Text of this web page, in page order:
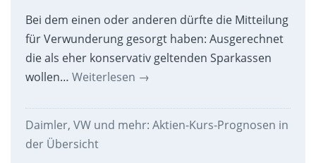
Bei dem einen oder anderen dürfte die Mitteilung
für Verwunderung gesorgt haben: Ausgerechnet
die als eher konservativ geltenden Sparkassen
wollen… Weiterlesen →
Daimler, VW und mehr: Aktien-Kurs-Prognosen in
der Übersicht